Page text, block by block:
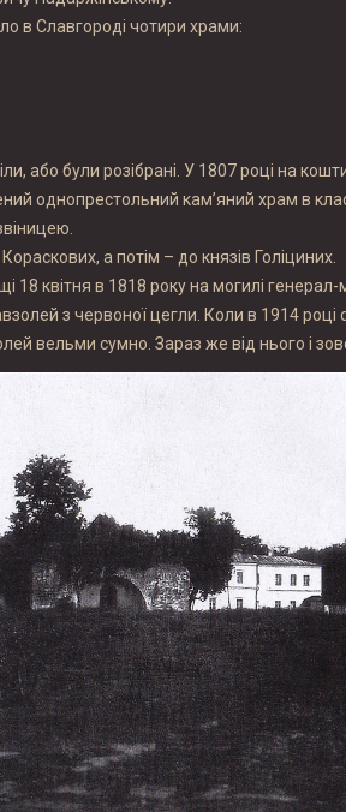
в Славгороді чотири храми:
або були розібрані. У 1807 році на
однопрестольний кам’яний храм в
а потім – до князів Голіциних.
квітня в 1818 року на могилі генерал-
з червоної цегли. Коли в 1914 році
вельми сумно. Зараз же від нього і